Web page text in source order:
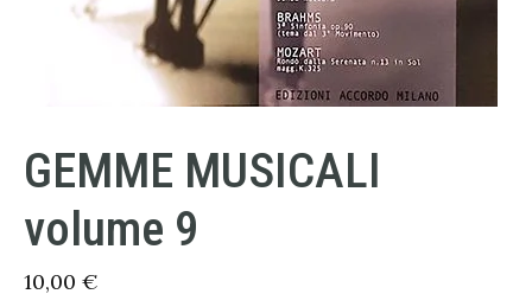
GEMME MUSICALI
volume 9
10,00 €